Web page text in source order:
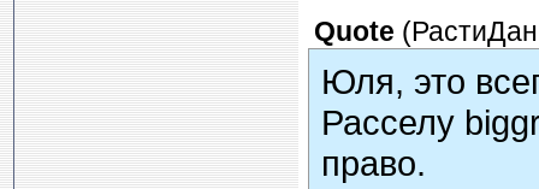
Quote (
Юля, это
Расселу
право.